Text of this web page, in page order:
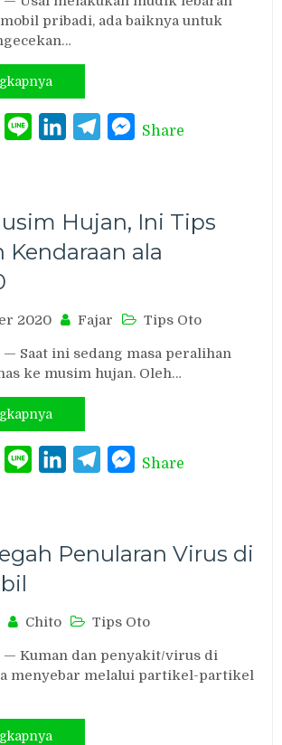
pribadi, ada baiknya untuk
TwitterLine LinkedInTelegramMessenger
Share
Hujan, Ini Tips
Kendaraan ala
2020 Fajar Tips Oto
Saat ini sedang masa peralihan
ke musim hujan. Oleh…
TwitterLine LinkedInTelegramMessenger
Share
Penularan Virus di
Chito Tips Oto
— Kuman dan penyakit/virus di
menyebar melalui partikel-partikel